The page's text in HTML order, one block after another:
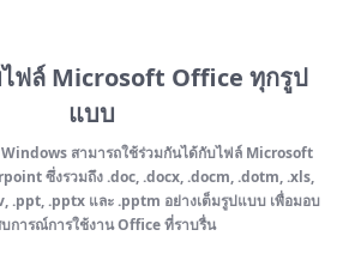
ฟล์ Microsoft Office ทุกรูป
แบบ
สามารถใช้ร่วมกันได้กับไฟล์ Microsoft
ซึ่งรวมถึง .doc, .docx, .docm, .dotm, .xls,
.ppt, .pptx และ .pptm อย่างเต็มรูปแบบ เพื่อมอบ
การณ์การใช้งาน Office ที่ราบรื่น